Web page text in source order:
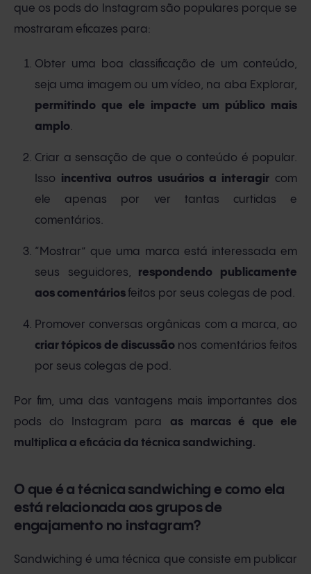
que os pods do Instagram são populares porque se
mostraram eficazes para:
Obter uma boa classificação de um conteúdo,
seja uma imagem ou um vídeo, na aba Explorar,
permitindo que ele impacte um público mais
amplo.
Criar a sensação de que o conteúdo é popular.
Isso incentiva outros usuários a interagircom
ele apenas por ver tantas curtidas e
comentários.
“Mostrar” que uma marca está interessada em
seus seguidores, respondendo publicamente
aos comentáriosfeitos por seus colegas de pod.
Promover conversas orgânicas com a marca, ao
criar tópicos de discussão nos comentários feitos
por seus colegas de pod.
Por fim, uma das vantagens mais importantes dos
pods do Instagram para as marcas é que ele
multiplica a eficácia da técnica sandwiching.
O que é a técnica sandwiching e como ela
está relacionada aos grupos de
engajamento no instagram?
Sandwiching é uma técnica que consiste em publicar